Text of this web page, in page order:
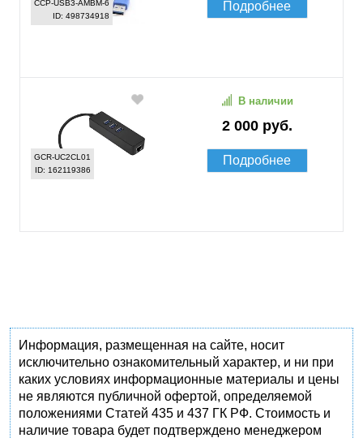
CCP-USB3-AMBM-6
ID: 498734918
Подробнее
GCR-UC2CL01
ID: 162119386
2 000 руб.
В наличии
Подробнее
Информация, размещенная на сайте, носит
исключительно ознакомительный характер, и ни при
каких условиях информационные материалы и цены
не являются публичной офертой, определяемой
положениями Статей 435 и 437 ГК РФ. Стоимость и
наличие товара будет подтверждено менеджером